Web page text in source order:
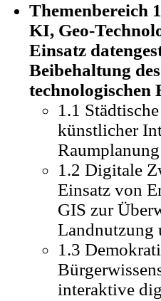
Themenbereich
KI, Geo-
Einsatz
Beibehaltung
technologischen
1.1
künstlicher
1.2 Digitale
Einsatz von
GIS zur
Landnutzung
1.3
interaktive